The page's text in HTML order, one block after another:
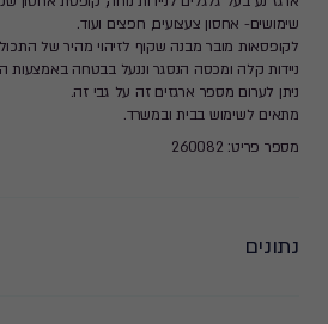
שימושים- אחסון צעצועים, חפצים ועוד.
לקופסאות מובר מבנה שקוף לזיהוי מהיר של
ניידות קלה ומכסה הנסגר וננעל בבטחה באמצעות
ניתן לערום מספר ארגזים זה על גבי זה.
מתאים לשימוש בבית ובמשרד.
מספר פריט: 260082
נתונים